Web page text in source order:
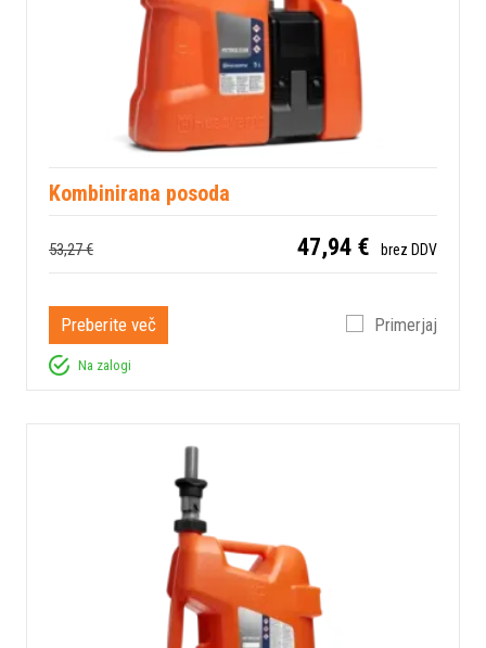
Kombinirana posoda
53,27 € 47,94 € brez DDV
Preberite več Primerjaj
Na zalogi